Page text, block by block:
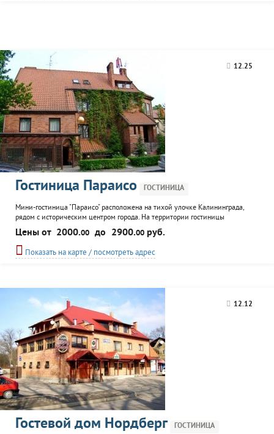
12.25
Гостиница Параисо ГОСТИНИЦА
Мини-гостиница "Параисо" расположена на тихой улочке Калининграда,
рядом с историческим центром города. На территории гостиницы
функционируют сауна и кафе-бар, возможен заказ обеда в номер. Для
гостей "Параисо" организация экскурсий, услуги переводчика, офисный
центр, организация небольших банкетов, трансфер, прачечная, бесплатный
сейф.
Цены от 2000.00 до 2900.00 руб.
Показать на карте / посмотреть адрес
12.12
Гостевой дом Нордберг ГОСТИНИЦА